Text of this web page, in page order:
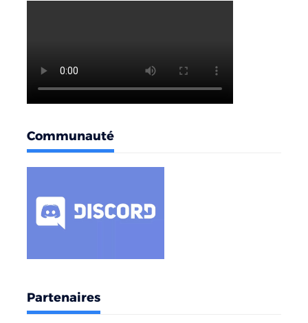
Communauté
Partenaires